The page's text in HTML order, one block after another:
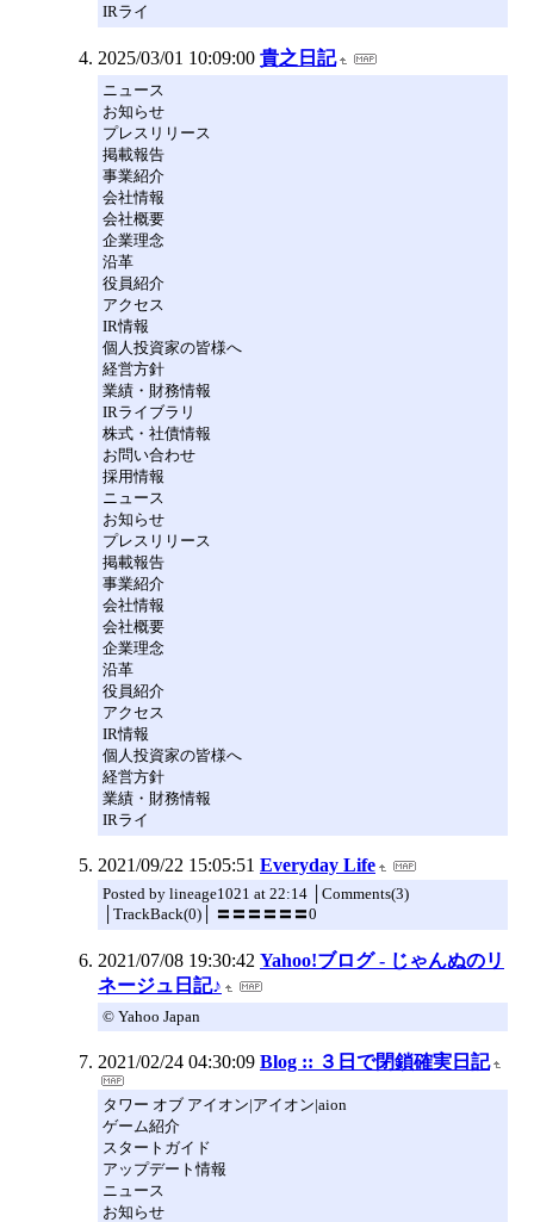
IRライ
2025/03/01 10:09:00 貴之日記
ニュース
お知らせ
プレスリリース
掲載報告
事業紹介
会社情報
会社概要
企業理念
沿革
役員紹介
アクセス
IR情報
個人投資家の皆様へ
経営方針
業績・財務情報
IRライブラリ
株式・社債情報
お問い合わせ
採用情報
ニュース
お知らせ
プレスリリース
掲載報告
事業紹介
会社情報
会社概要
企業理念
沿革
役員紹介
アクセス
IR情報
個人投資家の皆様へ
経営方針
業績・財務情報
IRライ
2021/09/22 15:05:51 Everyday Life
Posted by lineage1021 at 22:14 │Comments(3)
│TrackBack(0)│ 〓〓〓〓〓〓0
2021/07/08 19:30:42 Yahoo!ブログ - じゃんぬのリ
ネージュ日記♪
© Yahoo Japan
2021/02/24 04:30:09 Blog :: ３日で閉鎖確実日記
タワー オブ アイオン|アイオン|aion
ゲーム紹介
スタートガイド
アップデート情報
ニュース
お知らせ